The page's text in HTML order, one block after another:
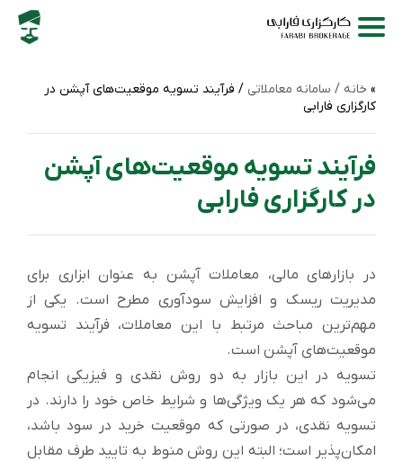
خانه / سامانه‌ معاملاتی / فرآیند تسویه موقعیت‌های آپشن در
کارگزاری فارابی
فرآیند تسویه موقعیت‌های آپشن
در کارگزاری فارابی
در بازارهای مالی، معاملات آپشن به عنوان ابزاری برای
مدیریت ریسک و افزایش سودآوری مطرح است. یکی از
مهم‌ترین مباحث مرتبط با این معاملات، فرآیند تسویه
موقعیت‌های آپشن است.
تسویه در این بازار به دو روش نقدی و فیزیکی انجام
می‌شود که هر یک ویژگی‌ها و شرایط خاص خود را دارند. در
تسویه نقدی، در صورتی که موقعیت خرید در سود باشد،
امکان‌پذیر است؛ البته این روش منوط به تایید طرف مقابل